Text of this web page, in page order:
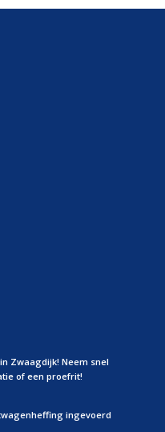
Zwaagdijk! Neem snel
of een proefrit!
ingevoerd